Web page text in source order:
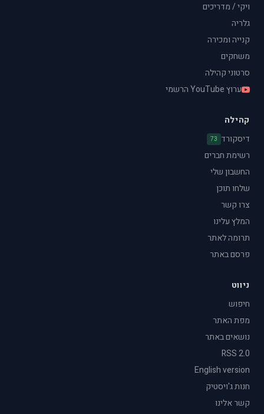
ויקי / מדריכים
גלריה
קנייה ומכירה
משחקים
סרטוני קהילה
ערוץ YouTube הרשמי
קהילה
דיסקורד 73
רשימת חברים
החשבון שלי
שלחו תוכן
צרו קשר
המלץ עלינו
תרומה לאתר
פרסם באתר
ניווט
חיפוש
מפת האתר
נושאים באתר
RSS 2.0
English version
חנות ג'ויסטיק
קשר אלינו